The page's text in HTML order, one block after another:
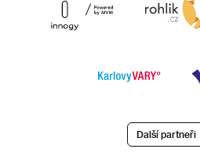
Další partneři